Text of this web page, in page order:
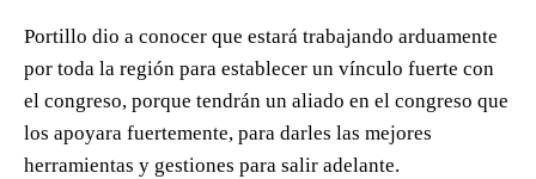
Portillo dio a conocer que estará trabajando arduamente
por toda la región para establecer un vínculo fuerte con
el congreso, porque tendrán un aliado en el congreso que
los apoyara fuertemente, para darles las mejores
herramientas y gestiones para salir adelante.